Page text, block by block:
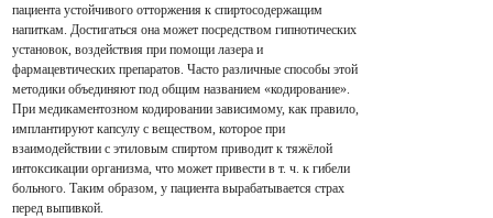
пациента устойчивого отторжения к спиртосодержащим
напиткам. Достигаться она может посредством гипнотических
установок, воздействия при помощи лазера и
фармацевтических препаратов. Часто различные способы этой
методики объединяют под общим названием «кодирование».
При медикаментозном кодировании зависимому, как правило,
имплантируют капсулу с веществом, которое при
взаимодействии с этиловым спиртом приводит к тяжёлой
интоксикации организма, что может привести в т. ч. к гибели
больного. Таким образом, у пациента вырабатывается страх
перед выпивкой.